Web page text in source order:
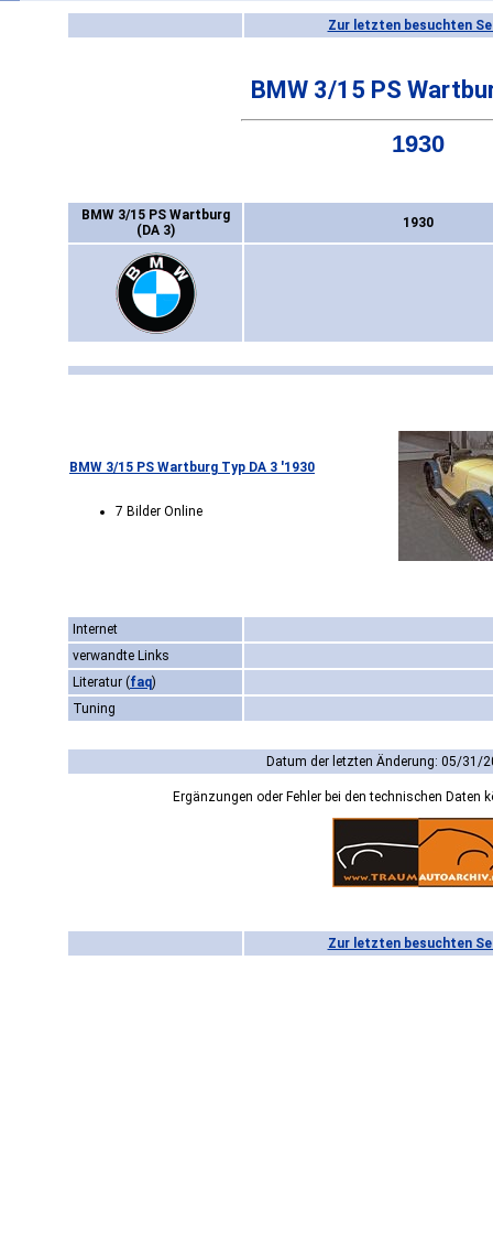
Zur letzten besuchten
BMW 3/15 PS
1930
BMW 3/15 PS Wartburg
(DA 3)
1930
BMW 3/15 PS Wartburg Typ DA 3 '1930
7 Bilder Online
Internet
verwandte Links
Literatur (faq)
Tuning
Datum der letzten Änderung: 05/31/
Ergänzungen oder Fehler bei den technischen Daten
Zur letzten besuchten